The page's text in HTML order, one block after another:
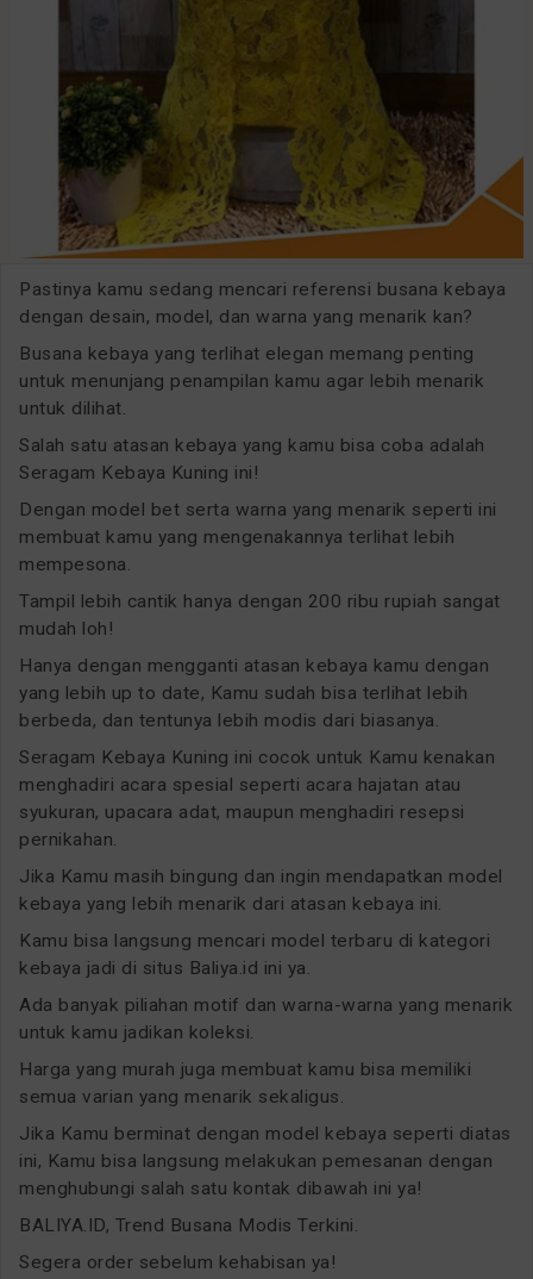
Pastinya kamu sedang mencari referensi busana kebaya
dengan desain, model, dan warna yang menarik kan?
Busana kebaya yang terlihat elegan memang penting
untuk menunjang penampilan kamu agar lebih menarik
untuk dilihat.
Salah satu atasan kebaya yang kamu bisa coba adalah
Seragam Kebaya Kuning ini!
Dengan model bet serta warna yang menarik seperti ini
membuat kamu yang mengenakannya terlihat lebih
mempesona.
Tampil lebih cantik hanya dengan 200 ribu rupiah sangat
mudah loh!
Hanya dengan mengganti atasan kebaya kamu dengan
yang lebih up to date, Kamu sudah bisa terlihat lebih
berbeda, dan tentunya lebih modis dari biasanya.
Seragam Kebaya Kuning ini cocok untuk Kamu kenakan
menghadiri acara spesial seperti acara hajatan atau
syukuran, upacara adat, maupun menghadiri resepsi
pernikahan.
Jika Kamu masih bingung dan ingin mendapatkan model
kebaya yang lebih menarik dari atasan kebaya ini.
Kamu bisa langsung mencari model terbaru di kategori
kebaya jadi di situs Baliya.id ini ya.
Ada banyak piliahan motif dan warna-warna yang menarik
untuk kamu jadikan koleksi.
Harga yang murah juga membuat kamu bisa memiliki
semua varian yang menarik sekaligus.
Jika Kamu berminat dengan model kebaya seperti diatas
ini, Kamu bisa langsung melakukan pemesanan dengan
menghubungi salah satu kontak dibawah ini ya!
BALIYA.ID, Trend Busana Modis Terkini.
Segera order sebelum kehabisan ya!